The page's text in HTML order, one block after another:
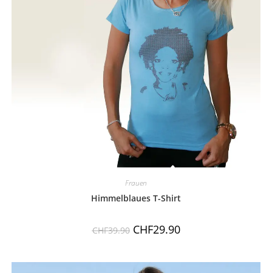
Frauen
Himmelblaues T-Shirt
CHF39.90 CHF29.90